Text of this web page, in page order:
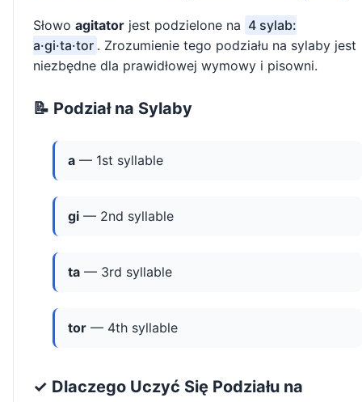
Słowo agitator jest podzielone na 4 sylab:
a·gi·ta·tor . Zrozumienie tego podziału na sylaby jest
niezbędne dla prawidłowej wymowy i pisowni.
📝 Podział na Sylaby
a — 1st syllable
gi — 2nd syllable
ta — 3rd syllable
tor — 4th syllable
✓ Dlaczego Uczyć Się Podziału na